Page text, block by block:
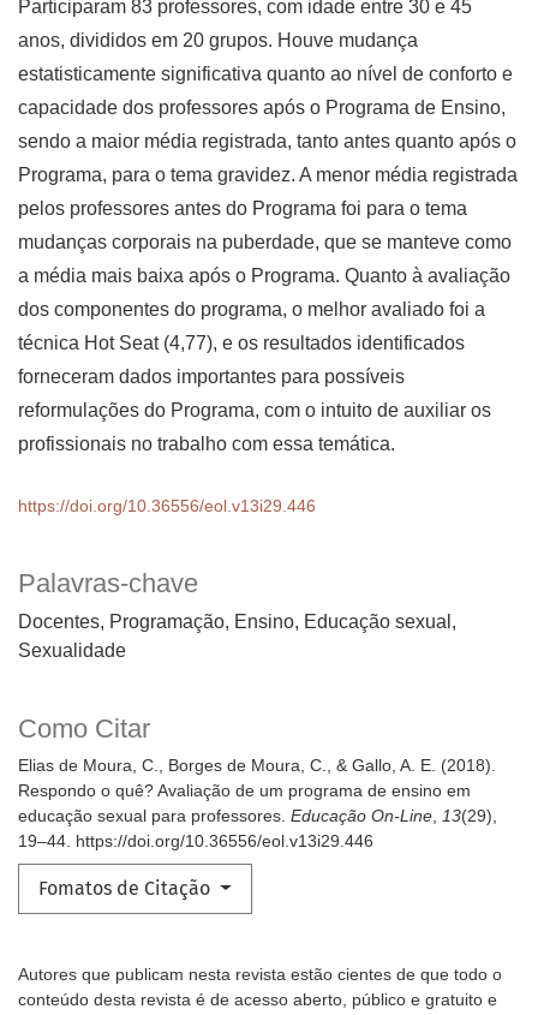
Palavras-chave
Docentes, Programação, Ensino, Educação sexual,
Sexualidade
Como Citar
Elias de Moura, C., Borges de Moura, C., & Gallo, A. E. (2018).
Respondo o quê? Avaliação de um programa de ensino em
educação sexual para professores. Educação On-Line, 13(29),
19–44. https://doi.org/10.36556/eol.v13i29.446
Fomatos de Citação
Participaram 83 professores, com idade entre 30 e 45
anos, divididos em 20 grupos. Houve mudança
estatisticamente significativa quanto ao nível de conforto e
capacidade dos professores após o Programa de Ensino,
sendo a maior média registrada, tanto antes quanto após o
Programa, para o tema gravidez. A menor média registrada
pelos professores antes do Programa foi para o tema
mudanças corporais na puberdade, que se manteve como
a média mais baixa após o Programa. Quanto à avaliação
dos componentes do programa, o melhor avaliado foi a
técnica Hot Seat (4,77), e os resultados identificados
forneceram dados importantes para possíveis
reformulações do Programa, com o intuito de auxiliar os
profissionais no trabalho com essa temática.
https://doi.org/10.36556/eol.v13i29.446
Autores que publicam nesta revista estão cientes de que todo o
conteúdo desta revista é de acesso aberto, público e gratuito e